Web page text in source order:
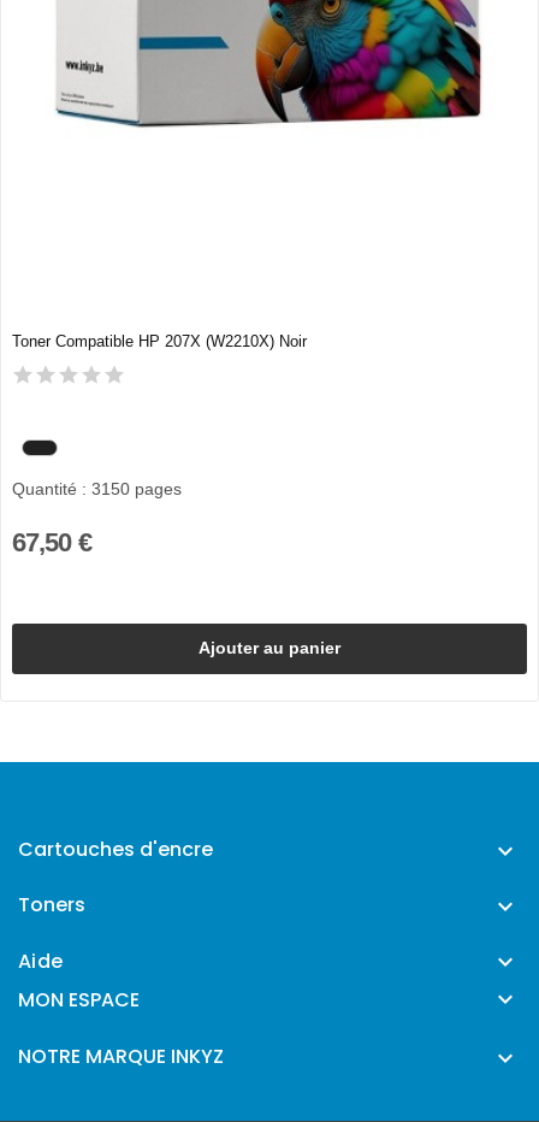
Toner Compatible HP 207X (W2210X) Noir
Quantité : 3150 pages
67,50 €
Ajouter au panier
Cartouches d'encre 
Toners 
Aide 
MON ESPACE 
NOTRE MARQUE INKYZ 